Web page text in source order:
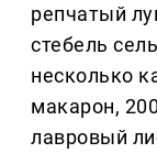
репчатый
стебель
несколько
макарон,
лавровый